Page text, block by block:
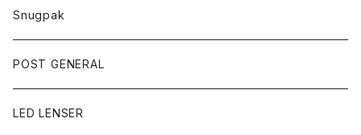
Snugpak
POST GENERAL
LED LENSER